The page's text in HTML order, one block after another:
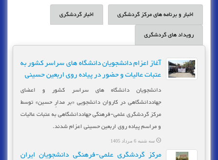
اخبار و برنامه های مرکز گردشگری
اخبار گردشگری
رویداد های گردشگری
آغاز اعزام دانشجویان دانشگاه های سراسر کشور به
عتبات عالیات و حضور در پیاده روی اربعین حسینی
دانشجویان دانشگاه های سراسر کشور و اعضای
جهاددانشگاهی در کاروان دانشجویی «بر مدارِ حسین» توسط
مرکز گردشگری علمی-فرهنگی جهاددانشگاهی به عتبات عالیات
و مراسم پیاده روی اربعین حسینی اعزام شدند.
سه شنبه 6 مرداد 1405
مرکز گردشگری علمی-فرهنگی دانشجویان ایران